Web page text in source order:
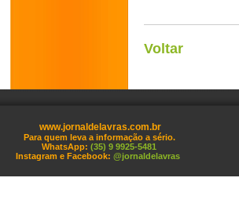
Voltar
www.jornaldelavras.com.br
Para quem leva a informação a sério.
WhatsApp: (35) 9 9925-5481
Instagram e Facebook: @jornaldelavras